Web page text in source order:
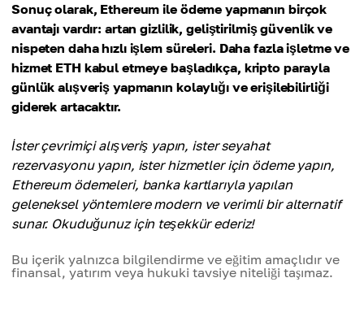
Sonuç olarak, Ethereum ile ödeme yapmanın birçok
avantajı vardır: artan gizlilik, geliştirilmiş güvenlik ve
nispeten daha hızlı işlem süreleri. Daha fazla işletme ve
hizmet ETH kabul etmeye başladıkça, kripto parayla
günlük alışveriş yapmanın kolaylığı ve erişilebilirliği
giderek artacaktır.
İster çevrimiçi alışveriş yapın, ister seyahat
rezervasyonu yapın, ister hizmetler için ödeme yapın,
Ethereum ödemeleri, banka kartlarıyla yapılan
geleneksel yöntemlere modern ve verimli bir alternatif
sunar. Okuduğunuz için teşekkür ederiz!
Bu içerik yalnızca bilgilendirme ve eğitim amaçlıdır ve
finansal, yatırım veya hukuki tavsiye niteliği taşımaz.